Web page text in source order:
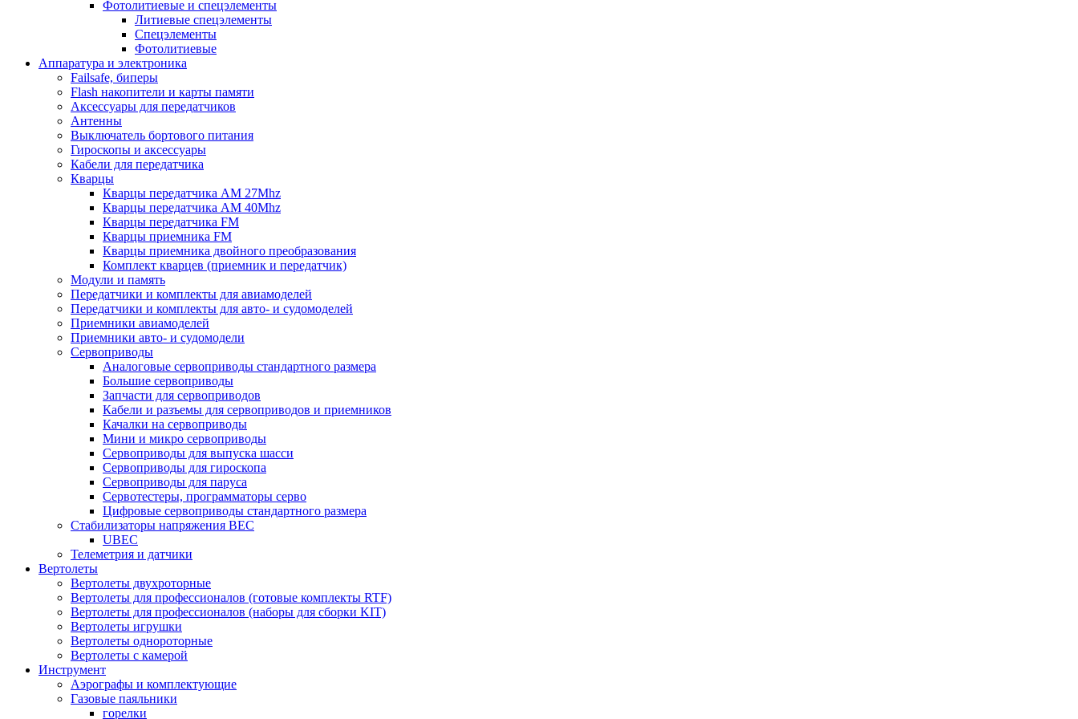
Фотолитиевые и спецэлементы
Литиевые спецэлементы
Спецэлементы
Фотолитиевые
Аппаратура и электроника
Failsafe, биперы
Flash накопители и карты памяти
Аксессуары для передатчиков
Антенны
Выключатель бортового питания
Гироскопы и аксессуары
Кабели для передатчика
Кварцы
Кварцы передатчика AM 27Mhz
Кварцы передатчика AM 40Mhz
Кварцы передатчика FM
Кварцы приемника FM
Кварцы приемника двойного преобразования
Комплект кварцев (приемник и передатчик)
Модули и память
Передатчики и комплекты для авиамоделей
Передатчики и комплекты для авто- и судомоделей
Приемники авиамоделей
Приемники авто- и судомодели
Сервоприводы
Аналоговые сервоприводы стандартного размера
Большие сервоприводы
Запчасти для сервоприводов
Кабели и разъемы для сервоприводов и приемников
Качалки на сервоприводы
Мини и микро сервоприводы
Сервоприводы для выпуска шасси
Сервоприводы для гироскопа
Сервоприводы для паруса
Сервотестеры, программаторы серво
Цифровые сервоприводы стандартного размера
Стабилизаторы напряжения BEC
UBEC
Телеметрия и датчики
Вертолеты
Вертолеты двухроторные
Вертолеты для профессионалов (готовые комплекты RTF)
Вертолеты для профессионалов (наборы для сборки KIT)
Вертолеты игрушки
Вертолеты однороторные
Вертолеты с камерой
Инструмент
Аэрографы и комплектующие
Газовые паяльники
горелки